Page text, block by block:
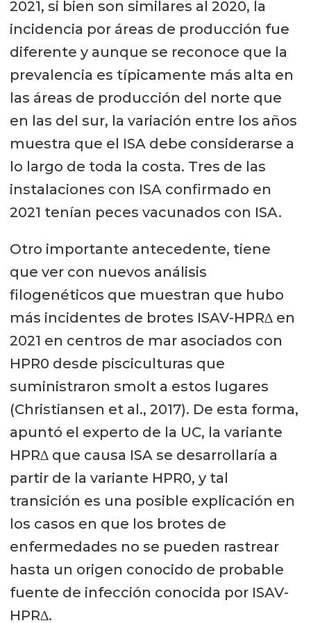
2021, si bien son similares al 2020, la
incidencia por áreas de producción fue
diferente y aunque se reconoce que la
prevalencia es típicamente más alta en
las áreas de producción del norte que
en las del sur, la variación entre los años
muestra que el ISA debe considerarse a
lo largo de toda la costa. Tres de las
instalaciones con ISA confirmado en
2021 tenían peces vacunados con ISA.
Otro importante antecedente, tiene
que ver con nuevos análisis
filogenéticos que muestran que hubo
más incidentes de brotes ISAV-HPR∆ en
2021 en centros de mar asociados con
HPR0 desde pisciculturas que
suministraron smolt a estos lugares
(Christiansen et al., 2017). De esta forma,
apuntó el experto de la UC, la variante
HPR∆ que causa ISA se desarrollaría a
partir de la variante HPR0, y tal
transición es una posible explicación en
los casos en que los brotes de
enfermedades no se pueden rastrear
hasta un origen conocido de probable
fuente de infección conocida por ISAV-
HPR∆.